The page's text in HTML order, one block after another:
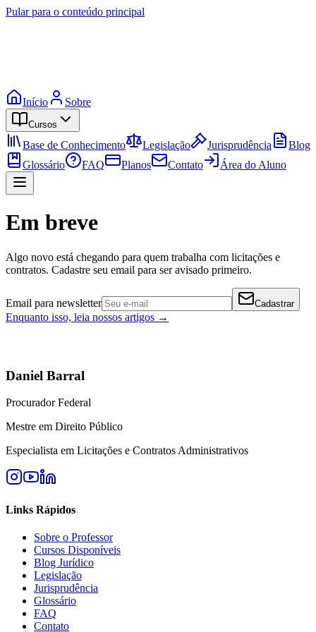
Pular para o conteúdo principal
Início Sobre
Cursos
Base de Conhecimento Legislação Jurisprudência
Blog
Glossário
FAQ Planos Contato Área do Aluno
Em breve
Algo novo está chegando para quem trabalha com licitações e
contratos. Cadastre seu email para ser avisado primeiro.
Email para newsletter Cadastrar
Enquanto isso, leia nossos artigos →
Daniel Barral
Procurador Federal
Mestre em Direito Público
Especialista em Licitações e Contratos Administrativos
Links Rápidos
Sobre o Professor
Cursos Disponíveis
Blog Jurídico
Legislação
Jurisprudência
Glossário
FAQ
Contato